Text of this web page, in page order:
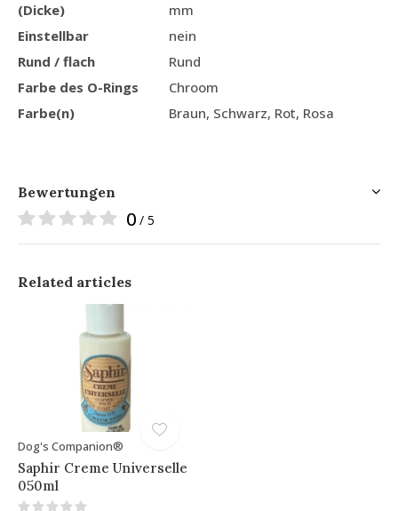
(Dicke)
mm
Einstellbar
nein
Rund / flach
Rund
Farbe des O-Rings
Chroom
Farbe(n)
Braun, Schwarz, Rot, Rosa
Bewertungen
0 / 5
Related articles
Dog's Companion®
Saphir Creme Universelle
050ml